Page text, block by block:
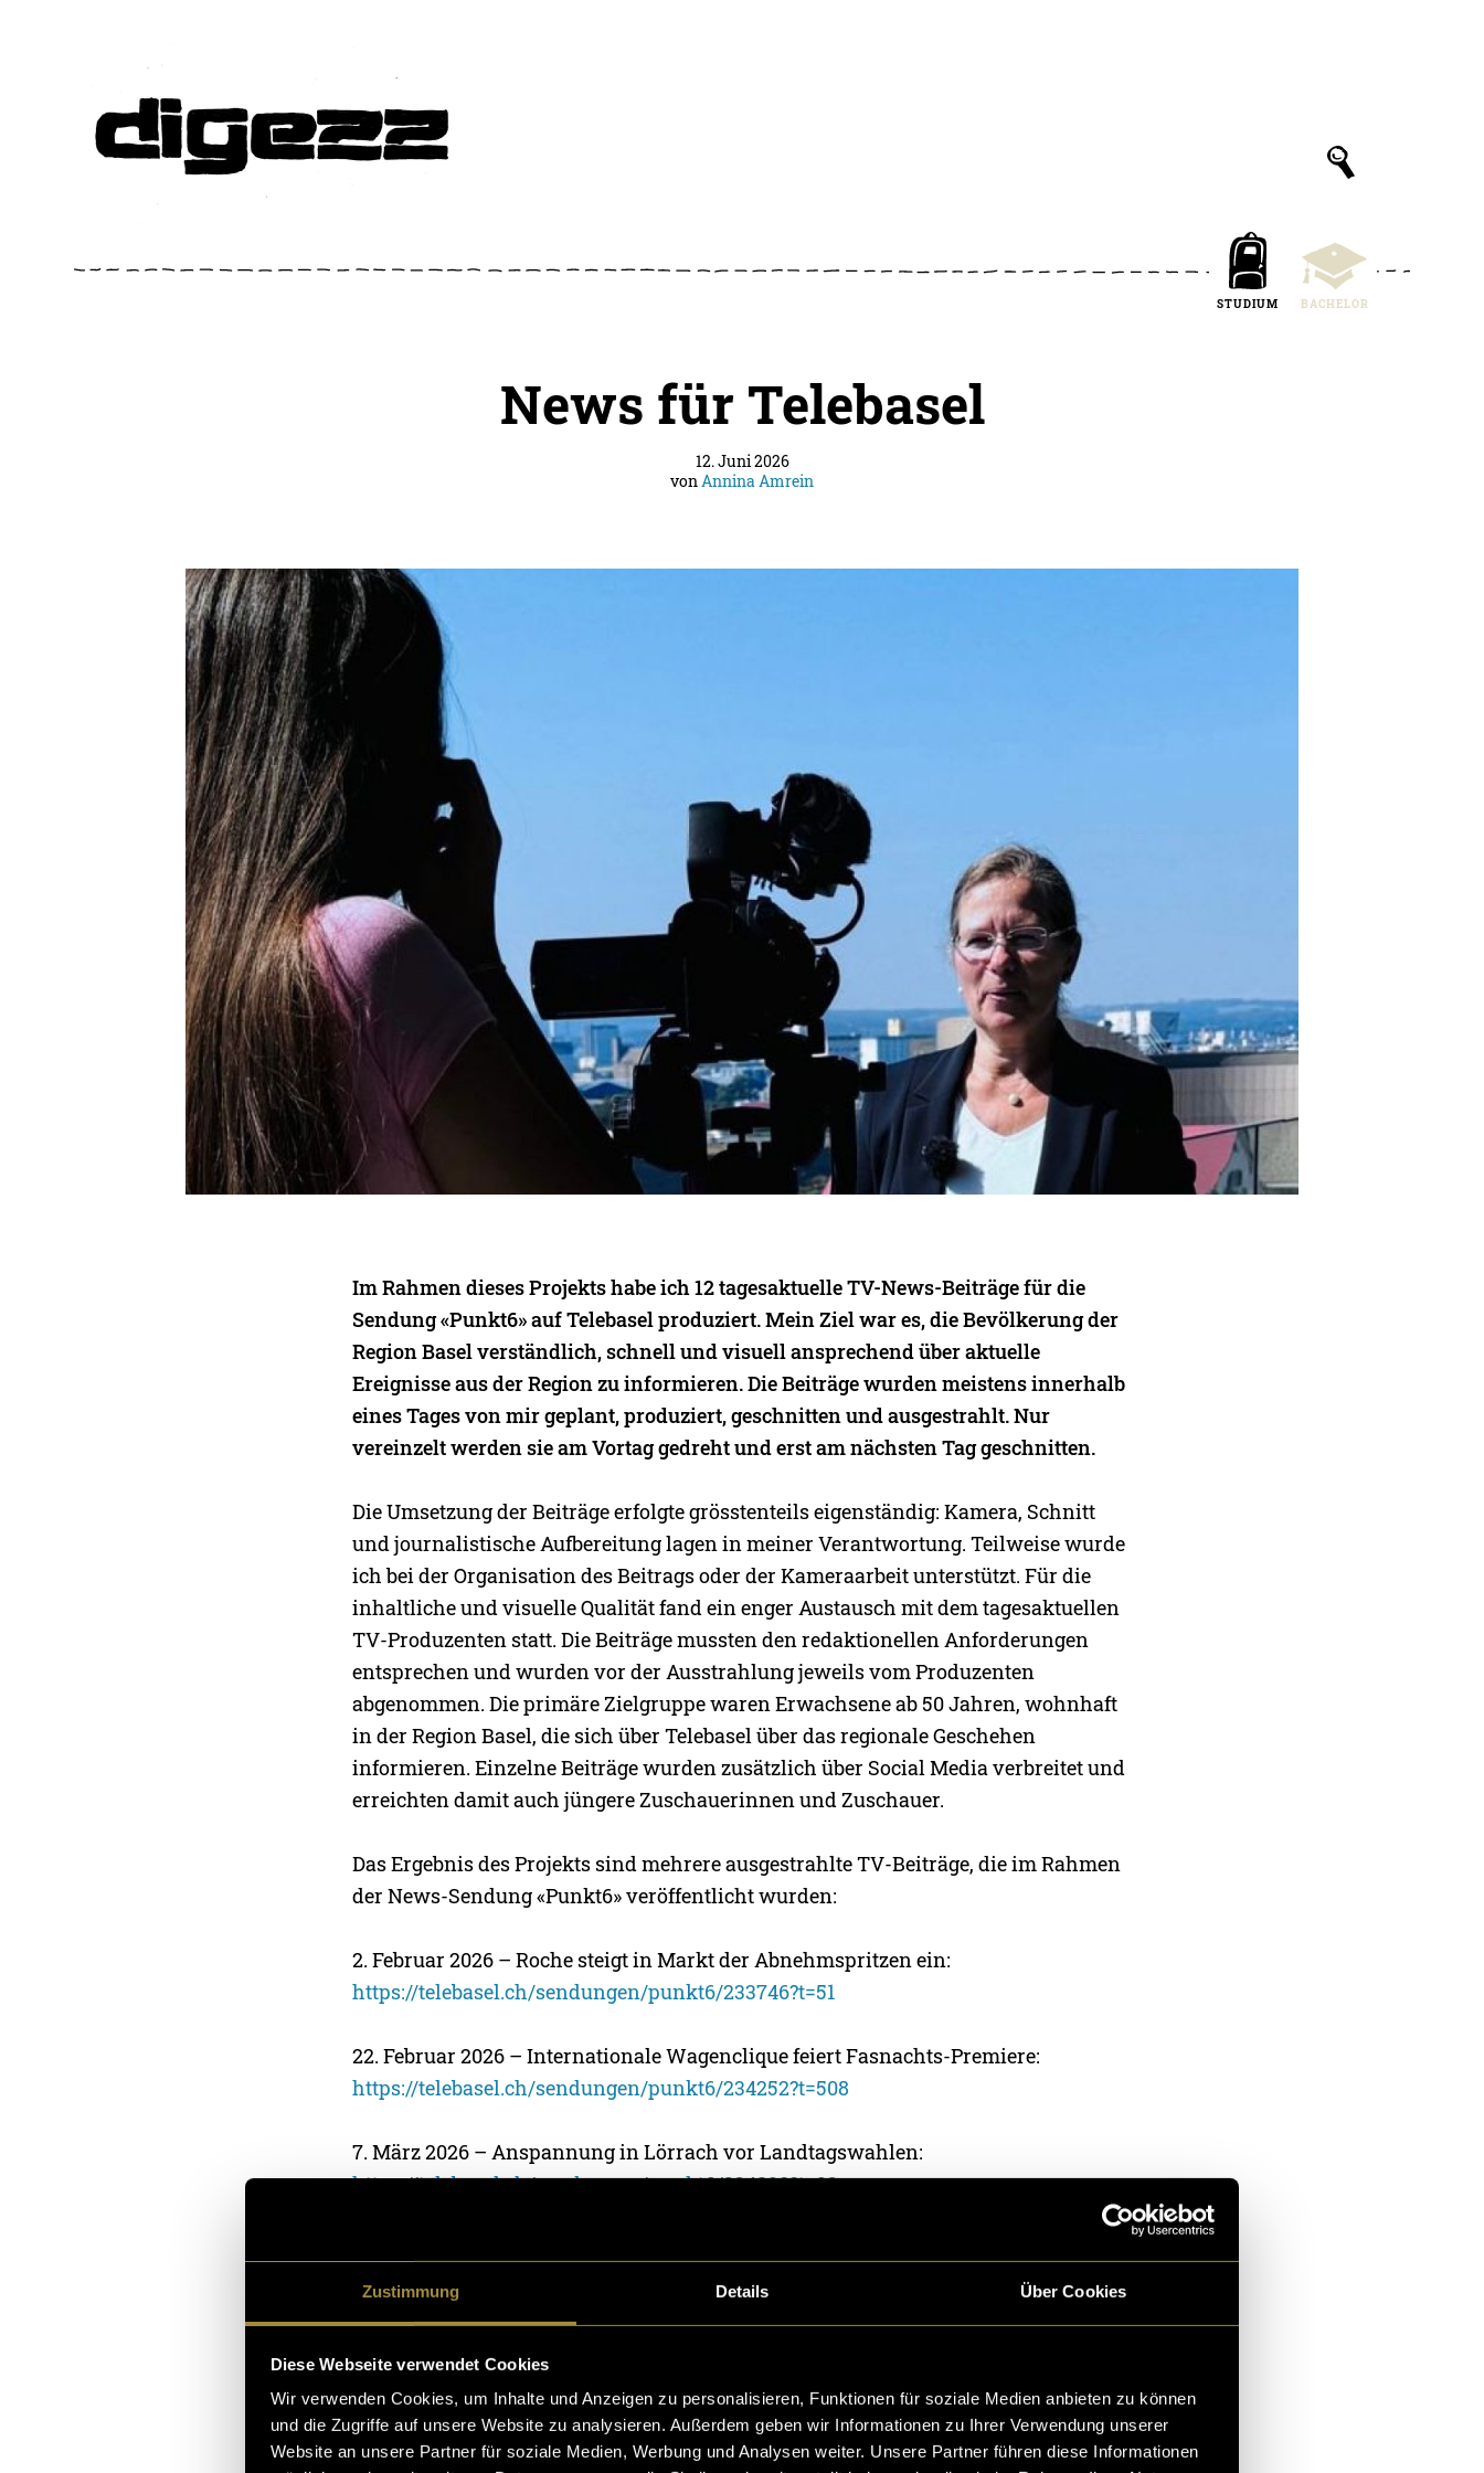
Zustimmung Details Über Cookies
Diese Webseite verwendet Cookies
Wir verwenden Cookies, um Inhalte und Anzeigen zu personalisieren, Funktionen für soziale Medien anbieten zu können
und die Zugriffe auf unsere Website zu analysieren. Außerdem geben wir Informationen zu Ihrer Verwendung unserer
Website an unsere Partner für soziale Medien, Werbung und Analysen weiter. Unsere Partner führen diese Informationen
STUDIUM BACHELOR
News für Telebasel
12. Juni 2026
vonAnnina Amrein
Im Rahmen dieses Projekts habe ich 12 tagesaktuelle TV-News-Beiträge für die
Sendung «Punkt6» auf Telebasel produziert. Mein Ziel war es, die Bevölkerung der
Region Basel verständlich, schnell und visuell ansprechend über aktuelle
Ereignisse aus der Region zu informieren. Die Beiträge wurden meistens innerhalb
eines Tages von mir geplant, produziert, geschnitten und ausgestrahlt. Nur
vereinzelt werden sie am Vortag gedreht und erst am nächsten Tag geschnitten.
Die Umsetzung der Beiträge erfolgte grösstenteils eigenständig: Kamera, Schnitt
und journalistische Aufbereitung lagen in meiner Verantwortung. Teilweise wurde
ich bei der Organisation des Beitrags oder der Kameraarbeit unterstützt. Für die
inhaltliche und visuelle Qualität fand ein enger Austausch mit dem tagesaktuellen
TV-Produzenten statt. Die Beiträge mussten den redaktionellen Anforderungen
entsprechen und wurden vor der Ausstrahlung jeweils vom Produzenten
abgenommen. Die primäre Zielgruppe waren Erwachsene ab 50 Jahren, wohnhaft
in der Region Basel, die sich über Telebasel über das regionale Geschehen
informieren. Einzelne Beiträge wurden zusätzlich über Social Media verbreitet und
erreichten damit auch jüngere Zuschauerinnen und Zuschauer.
Das Ergebnis des Projekts sind mehrere ausgestrahlte TV-Beiträge, die im Rahmen
der News-Sendung «Punkt6» veröffentlicht wurden:
2. Februar 2026 – Roche steigt in Markt der Abnehmspritzen ein:
https://telebasel.ch/sendungen/punkt6/233746?t=51
22. Februar 2026 – Internationale Wagenclique feiert Fasnachts-Premiere:
https://telebasel.ch/sendungen/punkt6/234252?t=508
7. März 2026 – Anspannung in Lörrach vor Landtagswahlen:
https://telebasel.ch/sendungen/punkt6/234890?t=93
https://telebasel.ch/sendungen/punkt6/234898?t=328
https://telebasel.ch/sendungen/punkt6/236855?t=305
17. Mai 2026 – Besuch in der Velostadt Winterthur: